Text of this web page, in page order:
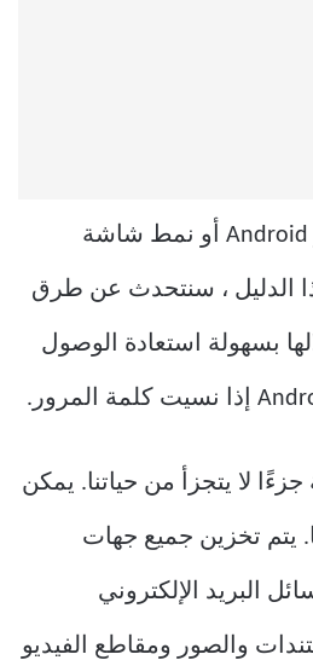
هل نسيت كلمة مرور Android أو نمط شاشة
الدليل ، سنتحدث عن طرق
بسهولة استعادة الوصول
لا يتجزأ من حياتنا. يمكن
يتم تخزين جميع جهات
البريد الإلكتروني
والصور ومقاطع الفيديو